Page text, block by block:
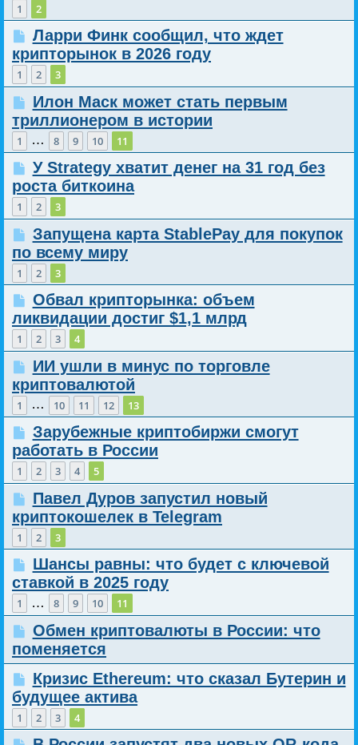
1 2
Ларри Финк сообщил, что ждет
крипторынок в 2026 году
1 2 3
Илон Маск может стать первым
триллионером в истории
1 … 8 9 10 11
У Strategy хватит денег на 31 год без
роста биткоина
1 2 3
Запущена карта StablePay для покупок
по всему миру
1 2 3
Обвал крипторынка: объем
ликвидации достиг $1,1 млрд
1 2 3 4
ИИ ушли в минус по торговле
криптовалютой
1 … 10 11 12 13
Зарубежные криптобиржи смогут
работать в России
1 2 3 4 5
Павел Дуров запустил новый
криптокошелек в Telegram
1 2 3
Шансы равны: что будет с ключевой
ставкой в 2025 году
1 … 8 9 10 11
Обмен криптовалюты в России: что
поменяется
Кризис Ethereum: что сказал Бутерин и
будущее актива
1 2 3 4